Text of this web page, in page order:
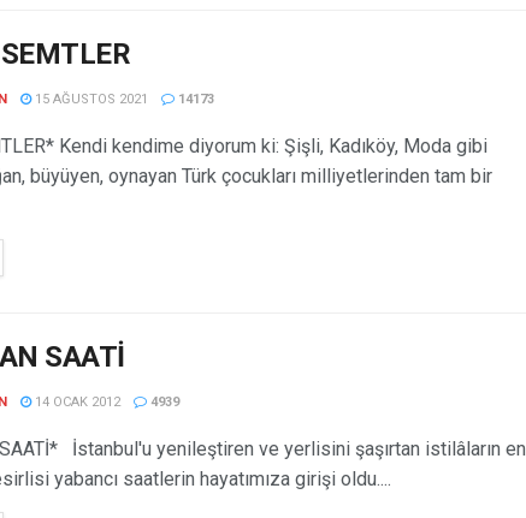
15 AĞUSTOS 2021 14173
Kendi kendime diyorum ki: Şişli, Kadıköy, Moda gibi
büyüyen, oynayan Türk çocukları milliyetlerinden tam bir
SAATİ
14 OCAK 2012 4939
İstanbul'u yenileştiren ve yerlisini şaşırtan istilâların en
yabancı saatlerin hayatımıza girişi oldu....